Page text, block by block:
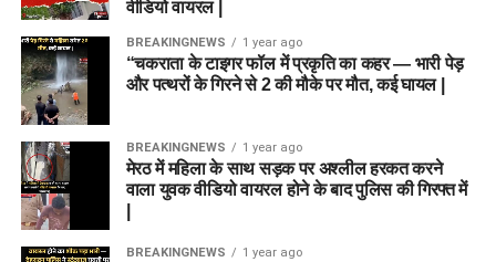
वीडियो वायरल |
BREAKINGNEWS 1 year ago
“चकराता के टाइगर फॉल में प्रकृति का कहर — भारी पेड़
और पत्थरों के गिरने से 2 की मौके पर मौत, कई घायल |
BREAKINGNEWS 1 year ago
मेरठ में महिला के साथ सड़क पर अश्लील हरकत करने
वाला युवक वीडियो वायरल होने के बाद पुलिस की गिरफ्त में
BREAKINGNEWS 1 year ago